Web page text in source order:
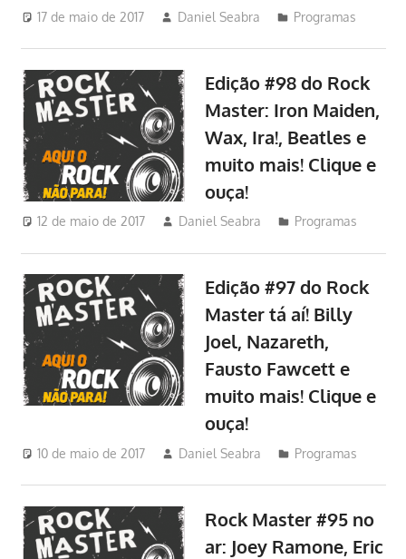
17 de maio de 2017 Daniel Seabra Programas
Edição #98 do Rock
Master: Iron Maiden,
Wax, Ira!, Beatles e
muito mais! Clique e
ouça!
12 de maio de 2017 Daniel Seabra Programas
Edição #97 do Rock
Master tá aí! Billy
Joel, Nazareth,
Fausto Fawcett e
muito mais! Clique e
ouça!
10 de maio de 2017 Daniel Seabra Programas
Rock Master #95 no
ar: Joey Ramone, Eric